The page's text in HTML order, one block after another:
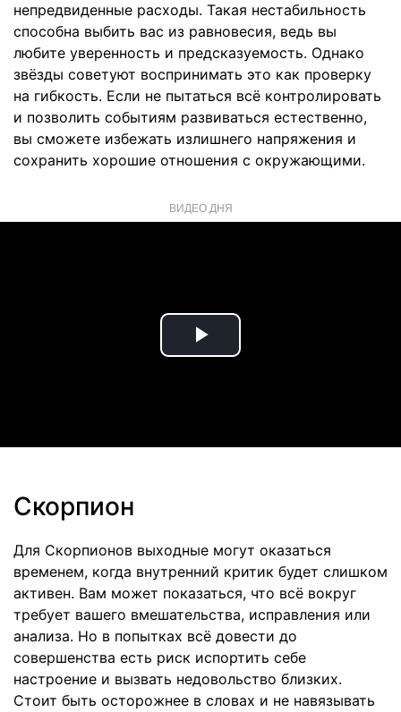
непредвиденные расходы. Такая нестабильность
способна выбить вас из равновесия, ведь вы
любите уверенность и предсказуемость. Однако
звёзды советуют воспринимать это как проверку
на гибкость. Если не пытаться всё контролировать
и позволить событиям развиваться естественно,
вы сможете избежать излишнего напряжения и
сохранить хорошие отношения с окружающими.
ВИДЕО ДНЯ
Play
Скорпион
Для Скорпионов выходные могут оказаться
временем, когда внутренний критик будет слишком
активен. Вам может показаться, что всё вокруг
требует вашего вмешательства, исправления или
анализа. Но в попытках всё довести до
совершенства есть риск испортить себе
настроение и вызвать недовольство близких.
Стоит быть осторожнее в словах и не навязывать